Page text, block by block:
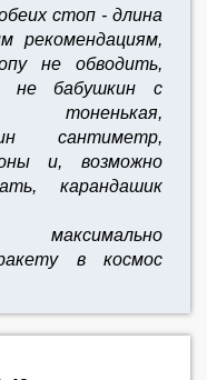
стоп - длина
рекомендациям,
не обводить,
не бабушкин с
тоненькая,
сантиметр,
и, возможно
карандашик
в космос